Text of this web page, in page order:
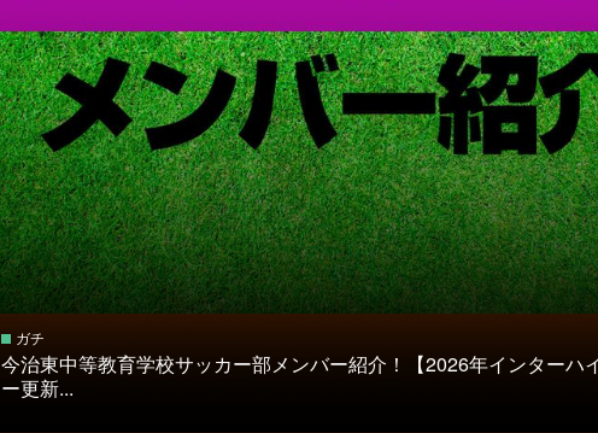
ガチ
今治東中等教育学校サッカー部メンバー紹介！【2026年インターハ
ー更新...